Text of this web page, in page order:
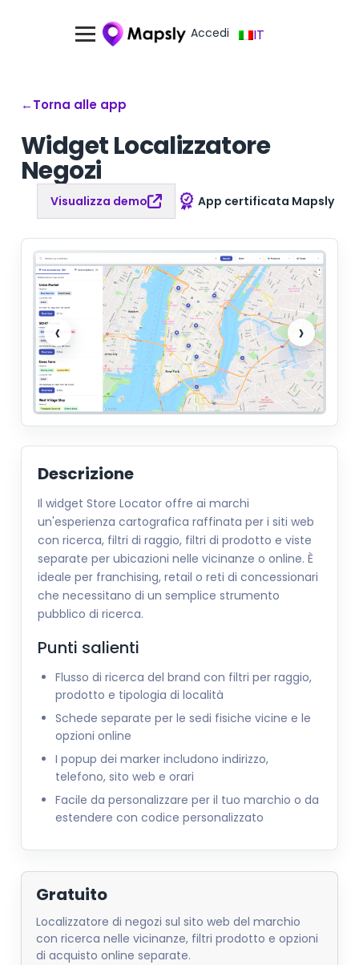
Accedi IT
←Torna alle app
Widget Localizzatore
Negozi
Visualizza demo App certificata Mapsly
‹ ›
Descrizione
Il widget Store Locator offre ai marchi
un'esperienza cartografica raffinata per i siti web
con ricerca, filtri di raggio, filtri di prodotto e viste
separate per ubicazioni nelle vicinanze o online. È
ideale per franchising, retail o reti di concessionari
che necessitano di un semplice strumento
pubblico di ricerca.
Punti salienti
Flusso di ricerca del brand con filtri per raggio,
prodotto e tipologia di località
Schede separate per le sedi fisiche vicine e le
opzioni online
I popup dei marker includono indirizzo,
telefono, sito web e orari
Facile da personalizzare per il tuo marchio o da
estendere con codice personalizzato
Gratuito
Localizzatore di negozi sul sito web del marchio
con ricerca nelle vicinanze, filtri prodotto e opzioni
di acquisto online separate.